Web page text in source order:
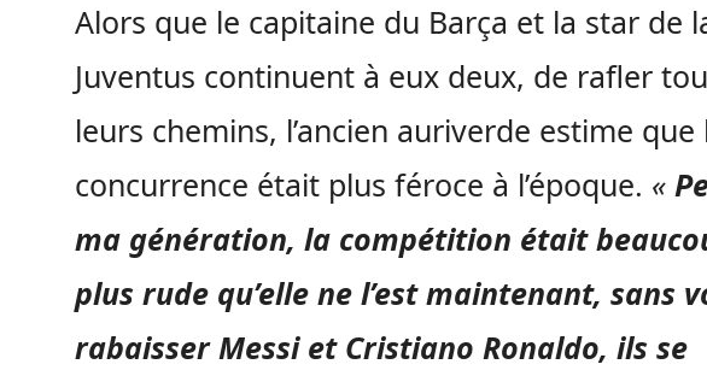
Alors que le capitaine du Barça et la star de
Juventus continuent à eux deux, de rafler
leurs chemins, l’ancien auriverde estime que
concurrence était plus féroce à l’époque. «
ma génération, la compétition était
plus rude qu’elle ne l’est maintenant, sans
rabaisser Messi et Cristiano Ronaldo, ils se